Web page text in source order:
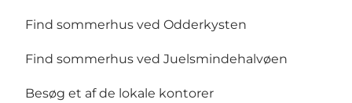
Find sommerhus ved Odderkysten
Find sommerhus ved Juelsmindehalvøen
Besøg et af de lokale kontorer